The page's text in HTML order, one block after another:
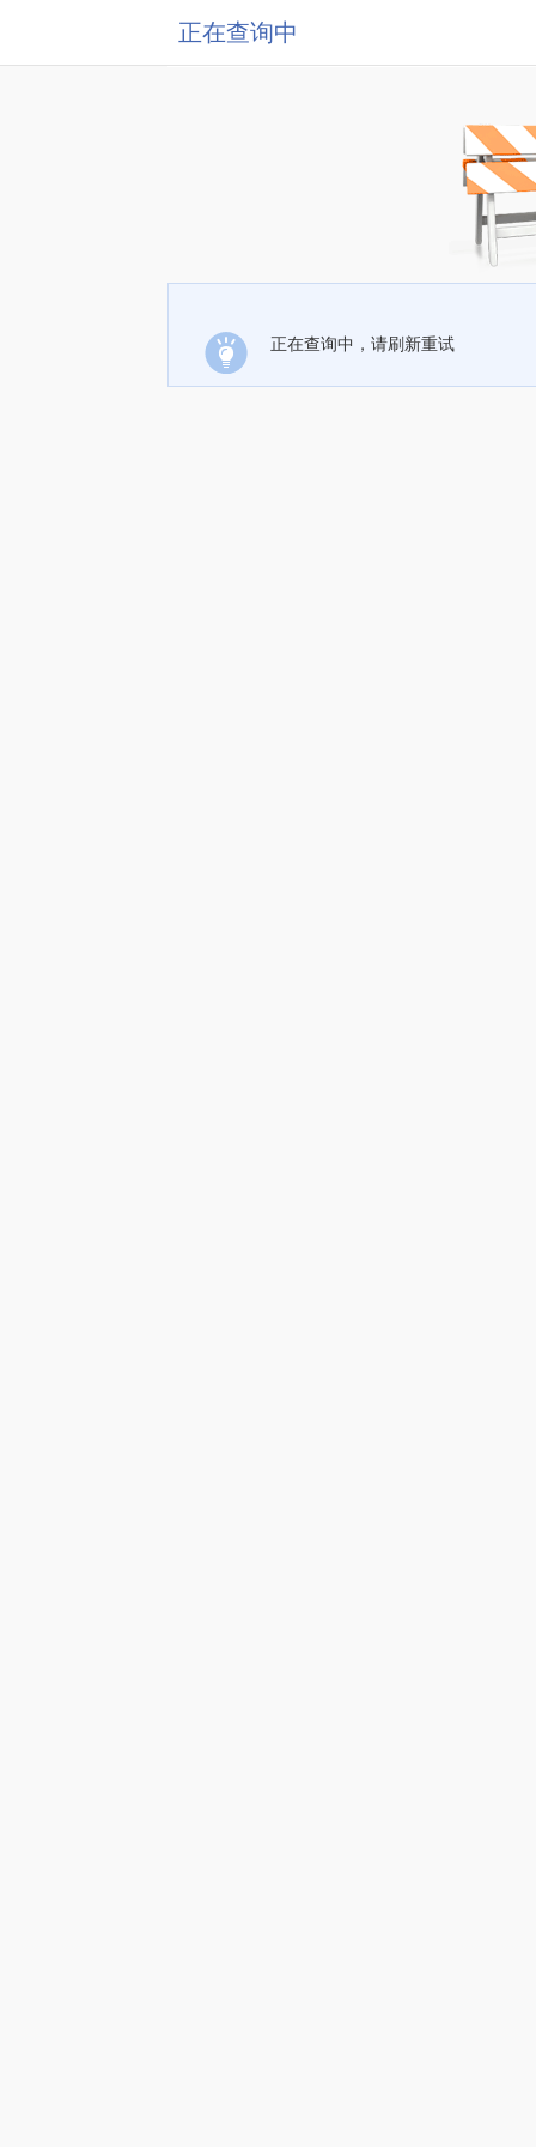
正在查询中
正在查询中，请刷新重试